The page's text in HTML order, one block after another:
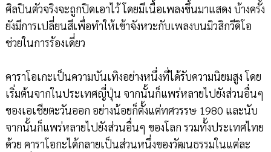
ศิลปินตัวจริงจะถูกปิดเอาไว้ โดยมีเนื้อเพลงขึ้นมาแสดง บ้างครั้ง
ยังมีการเปลี่ยนสีเพื่อทำให้เข้าจังหวะกับเพลงบนมิวสิกวีดิโอ
ช่วยในการร้องเดี่ยว
คาราโอเกะเป็นความบันเทิงอย่างหนึ่งที่ได้รับความนิยมสูง โดย
เริ่มต้นจากในประเทศญี่ปุ่น จากนั้นก็แพร่หลายไปยังส่วนอื่นๆ
ของเอเชียตะวันออก อย่างน้อยก็ตั้งแต่ทศวรรษ 1980 และนับ
จากนั้นก็แพร่หลายไปยังส่วนอื่นๆ ของโลก รวมทั้งประเทศไทย
ด้วย คาราโอกะได้กลายเป็นส่วนหนึ่งของวัฒนธรรมในแต่ละ